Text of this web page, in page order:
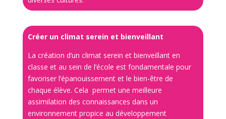
Créer un climat serein et bienveillant
La création d’un climat serein et bienveillant en
classe et au sein de l’école est fondamentale pour
favoriser l’épanouissement et le bien-être de
chaque élève. Cela permet une meilleure
assimilation des connaissances dans un
environnement propice au développement